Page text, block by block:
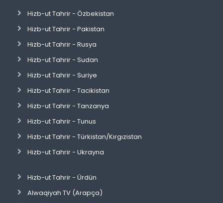
Hizb-ut Tahrir - Özbekistan
Hizb-ut Tahrir - Pakistan
Hizb-ut Tahrir - Rusya
Hizb-ut Tahrir - Sudan
Hizb-ut Tahrir - Suriye
Hizb-ut Tahrir - Tacikistan
Hizb-ut Tahrir - Tanzanya
Hizb-ut Tahrir - Tunus
Hizb-ut Tahrir - Türkistan/Kırgızistan
Hizb-ut Tahrir - Ukrayna
Hizb-ut Tahrir - Ürdün
Alwaqiyah TV (Arapça)